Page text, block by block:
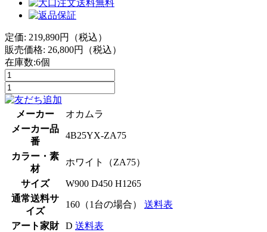
定価: 219,890円（税込）
販売価格: 26,800円（税込）
在庫数:6個
メーカー
オカムラ
メーカー品
番
4B25YX-ZA75
カラー・素
材
ホワイト（ZA75）
サイズ
W900 D450 H1265
通常送料サ
イズ
160（1台の場合） 送料表
アート家財
D 送料表